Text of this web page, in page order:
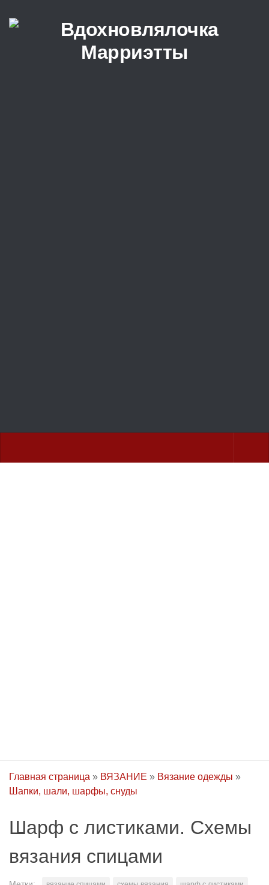
Перейти к содержимому
Главная страница » ВЯЗАНИЕ » Вязание одежды »
Шапки, шали, шарфы, снуды
Шарф с листиками. Схемы
вязания спицами